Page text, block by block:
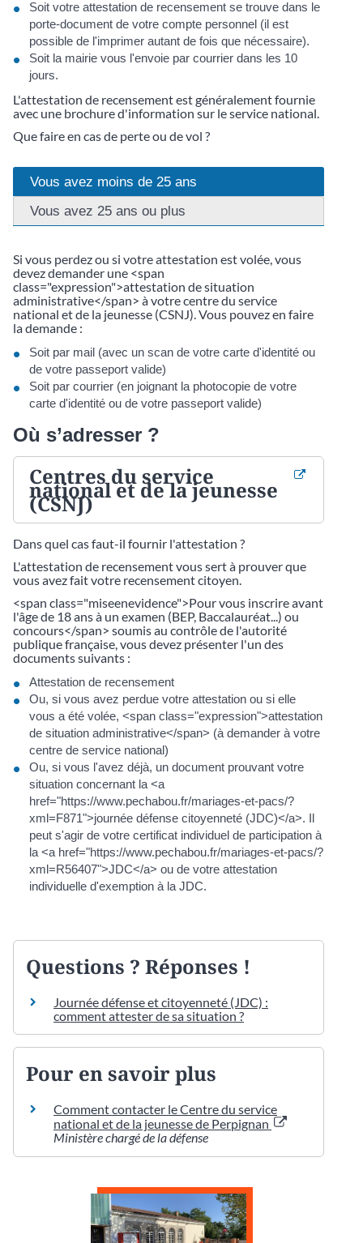
Soit votre attestation de recensement se trouve dans le
porte-document de votre compte personnel (il est
possible de l'imprimer autant de fois que nécessaire).
Soit la mairie vous l'envoie par courrier dans les 10
jours.
L'attestation de recensement est généralement fournie
avec une brochure d'information sur le service national.
Que faire en cas de perte ou de vol ?
Vous avez moins de 25 ans
Vous avez 25 ans ou plus
Si vous perdez ou si votre attestation est volée, vous
devez demander une <span
class="expression">attestation de situation
administrative</span> à votre centre du service
national et de la jeunesse (CSNJ). Vous pouvez en faire
la demande :
Soit par mail (avec un scan de votre carte d'identité ou
de votre passeport valide)
Soit par courrier (en joignant la photocopie de votre
carte d'identité ou de votre passeport valide)
Où s’adresser ?
Centres du service
national et de la jeunesse
(CSNJ)
Dans quel cas faut-il fournir l'attestation ?
L'attestation de recensement vous sert à prouver que
vous avez fait votre recensement citoyen.
<span class="miseenevidence">Pour vous inscrire avant
l'âge de 18 ans à un examen (BEP, Baccalauréat...) ou
concours</span> soumis au contrôle de l'autorité
publique française, vous devez présenter l'un des
documents suivants :
Attestation de recensement
Ou, si vous avez perdue votre attestation ou si elle
vous a été volée, <span class="expression">attestation
de situation administrative</span> (à demander à votre
centre de service national)
Ou, si vous l'avez déjà, un document prouvant votre
situation concernant la <a
href="https://www.pechabou.fr/mariages-et-pacs/?
xml=F871">journée défense citoyenneté (JDC)</a>. Il
peut s'agir de votre certificat individuel de participation à
la <a href="https://www.pechabou.fr/mariages-et-pacs/?
xml=R56407">JDC</a> ou de votre attestation
individuelle d'exemption à la JDC.
Questions ? Réponses !
Journée défense et citoyenneté (JDC) :
comment attester de sa situation ?
Pour en savoir plus
Comment contacter le Centre du service
national et de la jeunesse de Perpignan
Ministère chargé de la défense